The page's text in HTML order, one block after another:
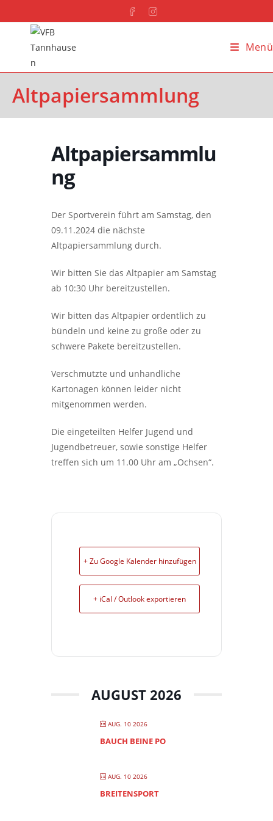
Menü
Altpapiersammlung
Altpapiersammlu
ng
Der Sportverein führt am Samstag, den
09.11.2024 die nächste
Altpapiersammlung durch.
Wir bitten Sie das Altpapier am Samstag
ab 10:30 Uhr bereitzustellen.
Wir bitten das Altpapier ordentlich zu
bündeln und keine zu große oder zu
schwere Pakete bereitzustellen.
Verschmutzte und unhandliche
Kartonagen können leider nicht
mitgenommen werden.
Die eingeteilten Helfer Jugend und
Jugendbetreuer, sowie sonstige Helfer
treffen sich um 11.00 Uhr am „Ochsen“.
+ Zu Google Kalender hinzufügen
+ iCal / Outlook exportieren
AUGUST 2026
AUG. 10 2026
BAUCH BEINE PO
AUG. 10 2026
BREITENSPORT